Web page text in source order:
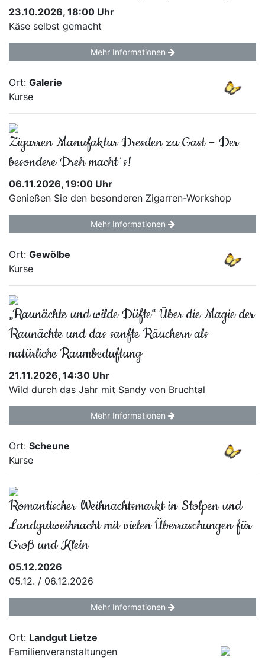
23.10.2026, 18:00 Uhr
Käse selbst gemacht
Mehr Informationen
Ort: Galerie
Kurse
Zigarren Manufaktur Dresden zu Gast – Der
besondere Dreh macht´s!
06.11.2026, 19:00 Uhr
Genießen Sie den besonderen Zigarren-Workshop
Mehr Informationen
Ort: Gewölbe
Kurse
„Raunächte und wilde Düfte“ Über die Magie der
Raunächte und das sanfte Räuchern als
natürliche Raumbeduftung
21.11.2026, 14:30 Uhr
Wild durch das Jahr mit Sandy von Bruchtal
Mehr Informationen
Ort: Scheune
Kurse
Romantischer Weihnachtsmarkt in Stolpen und
Landgutweihnacht mit vielen Überraschungen für
Groß und Klein
05.12.2026
05.12. / 06.12.2026
Mehr Informationen
Ort: Landgut Lietze
Familienveranstaltungen